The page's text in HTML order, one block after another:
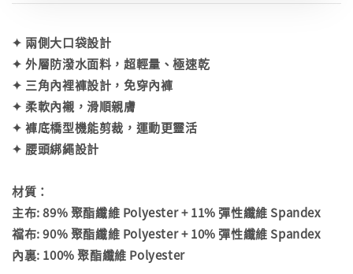
✦ 兩側大口袋設計
✦ 外層防潑水面料，超輕量、極速乾
✦ 三角內裡褲設計，免穿內褲
✦ 柔軟內襯，滑順親膚
✦ 褲底橋型機能剪裁，運動更靈活
✦ 腰頭綁繩設計
材質：
主布: 89% 聚酯纖維 Polyester + 11% 彈性纖維 Spandex
襠布: 90% 聚酯纖維 Polyester + 10% 彈性纖維 Spandex
內裏: 100% 聚酯纖維 Polyester